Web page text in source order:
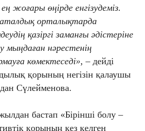
жоғары өңірде енгізудеміз.
орталықтарда
қазіргі заманғы әдістеріне
мыңдаған нәрестенің
көмектеседі», – дейді
қорының негізін қалаушы
Сүлейменова.
бастап «Бірінші болу –
қорының кез келген